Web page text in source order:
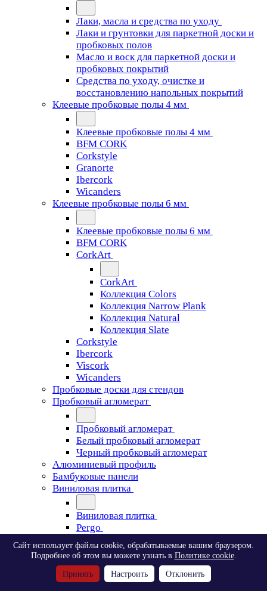
Лаки, масла и средства по уходу
Лаки и грунтовки для паркетной доски и
пробковых полов
Масло и воск для паркетной доски и
пробковых покрытий
Средства по уходу, очистке и
восстановлению напольных покрытий
Клеевые пробковые полы 4 мм
Клеевые пробковые полы 4 мм
BFM CORK
Corkstyle
Granorte
Ibercork
Wicanders
Клеевые пробковые полы 6 мм
Клеевые пробковые полы 6 мм
BFM CORK
CorkArt
CorkArt
Коллекция Colors
Коллекция Narrow Plank
Коллекция Natural
Коллекция Slate
Corkstyle
Ibercork
Viscork
Wicanders
Пробковые доски для стендов
Пробковый агломерат
Пробковый агломерат
Белый пробковый агломерат
Черный пробковый агломерат
Алюминиевый профиль
Бамбуковые панели
Виниловая плитка
Виниловая плитка
Pergo
Pergo
Classic Plank Optimum Glue
Modern Plank Optimum Glue
Сайт использует файлы cookie, обрабатываемые вашим браузером.
Подробнее об этом вы можете узнать в Политике cookie.
Принять Настроить Отклонить